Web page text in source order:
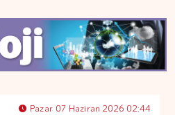
Pazar 07 Haziran 2026 02:44